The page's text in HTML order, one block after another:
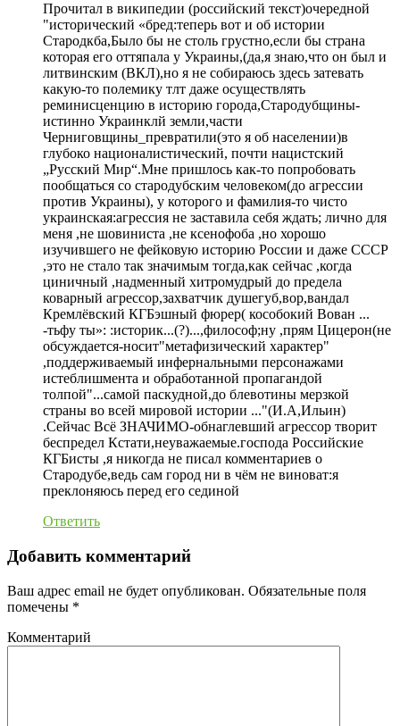
Прочитал в википедии (российский текст)очередной
"исторический «бред:теперь вот и об истории
Стародкба,Было бы не столь грустно,если бы страна
которая его оттяпала у Украины,(да,я знаю,что он был и
литвинским (ВКЛ),но я не собираюсь здесь затевать
какую-то полемику тлт даже осуществлять
реминисценцию в историю города,Стародубщины-
истинно Украинклй земли,части
Черниговщины_превратили(это я об населении)в
глубоко националистический, почти нацистский
„Русский Мир“.Мне пришлось как-то попробовать
пообщаться со стародубским человеком(до агрессии
против Украины), у которого и фамилия-то чисто
украинская:агрессия не заставила себя ждать; лично для
меня ,не шовиниста ,не ксенофоба ,но хорошо
изучившего не фейковую историю России и даже СССР
,это не стало так значимым тогда,как сейчас ,когда
циничный ,надменный хитромудрый до предела
коварный агрессор,захватчик душегуб,вор,вандал
Кремлёвский КГБэшный фюрер( кособокий Вован ...
-тьфу ты»: :историк...(?)...,философ;ну ,прям Цицерон(не
обсуждается-носит"метафизический характер"
,поддерживаемый инфернальными персонажами
истеблишмента и обработанной пропагандой
толпой"...самой паскудной,до блевотины мерзкой
страны во всей мировой истории ..."(И.А,Ильин)
.Сейчас Всё ЗНАЧИМО-обнаглевший агрессор творит
беспредел Кстати,неуважаемые.господа Российские
КГБисты ,я никогда не писал комментариев о
Стародубе,ведь сам город ни в чём не виноват:я
преклоняюсь перед его сединой
Ответить
Добавить комментарий
Ваш адрес email не будет опубликован. Обязательные поля
помечены *
Комментарий